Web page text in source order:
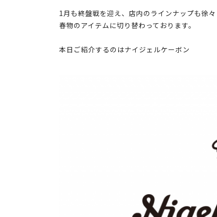
1月も終盤戦を迎え、店内のラインナップも徐
春物のアイテムに切り替わっております。
本日ご紹介するのはナイジェルケーボン